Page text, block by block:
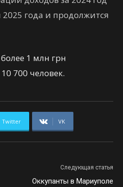
2025 года и продолжится
1 млн грн
700 человек.
Twitter VK
Следующая статья
Оккупанты в Мариуполе